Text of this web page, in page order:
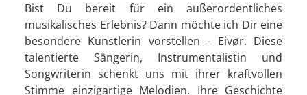
Bist Du bereit für ein außerordentliches
musikalisches Erlebnis? Dann möchte ich Dir eine
besondere Künstlerin vorstellen - Eivør. Diese
talentierte Sängerin, Instrumentalistin und
Songwriterin schenkt uns mit ihrer kraftvollen
Stimme einzigartige Melodien. Ihre Geschichte